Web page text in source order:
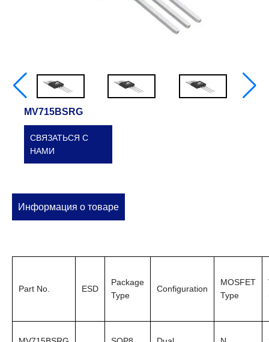
MV715BSRG
СВЯЗАТЬСЯ С
НАМИ
Информация о товаре
Part No. ESD
Package
Type
Configuration
MOSFET
Type